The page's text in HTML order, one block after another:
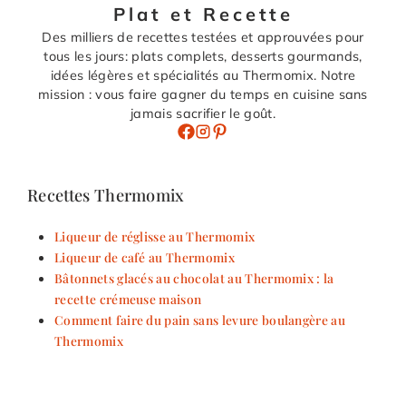
Plat et Recette
Des milliers de recettes testées et approuvées pour
tous les jours: plats complets, desserts gourmands,
idées légères et spécialités au Thermomix. Notre
mission : vous faire gagner du temps en cuisine sans
jamais sacrifier le goût.
Recettes Thermomix
Liqueur de réglisse au Thermomix
Liqueur de café au Thermomix
Bâtonnets glacés au chocolat au Thermomix : la
recette crémeuse maison
Comment faire du pain sans levure boulangère au
Thermomix